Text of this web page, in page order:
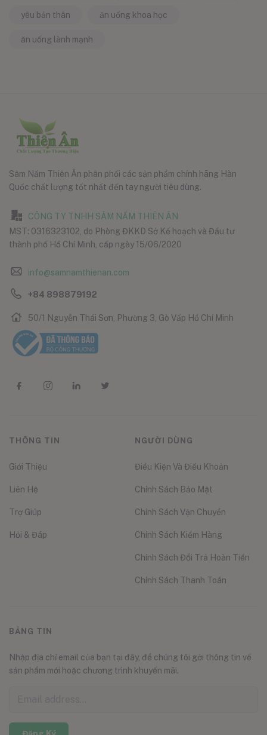
yêu bản thân ăn uống khoa học
ăn uống lành mạnh
Sâm Nấm Thiên Ân phân phối các sản phẩm chính hãng Hàn
Quốc chất lượng tốt nhất đến tay người tiêu dùng.
CÔNG TY TNHH SÂM NẤM THIÊN ÂN
MST: 0316323102, do Phòng ĐKKD Sở Kế hoạch và Đầu tư
thành phố Hồ Chí Minh, cấp ngày 15/06/2020
info@samnamthienan.com
+84 898879192
50/1 Nguyễn Thái Sơn, Phường 3, Gò Vấp Hồ Chí Minh
THÔNG TIN
Giới Thiệu
Liên Hệ
Trợ Giúp
Hỏi & Đáp
NGƯỜI DÙNG
Điều Kiện Và Điều Khoản
Chính Sách Bảo Mật
Chính Sách Vận Chuyển
Chính Sách Kiểm Hàng
Chính Sách Đổi Trả Hoàn Tiền
Chính Sách Thanh Toán
BẢNG TIN
Nhập địa chỉ email của bạn tại đây, để chúng tôi gởi thông tin về
sản phẩm mới hoặc chương trình khuyến mãi.